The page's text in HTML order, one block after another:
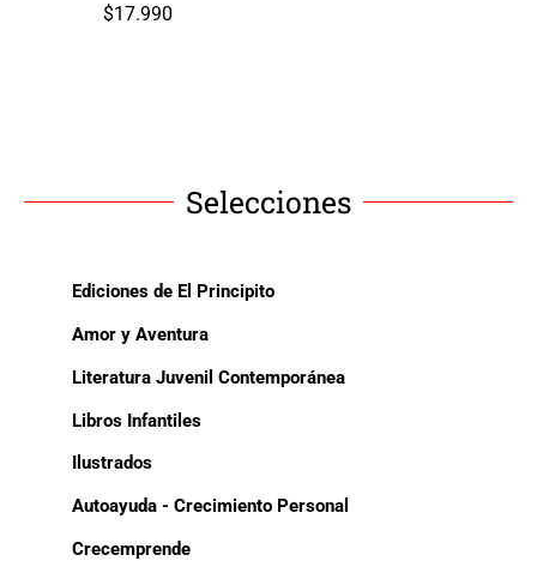
$17.990
Selecciones
Ediciones de El Principito
Amor y Aventura
Literatura Juvenil Contemporánea
Libros Infantiles
Ilustrados
Autoayuda - Crecimiento Personal
Crecemprende